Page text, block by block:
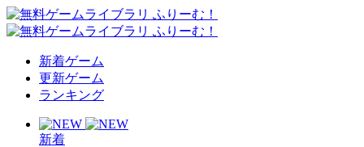
新着ゲーム
更新ゲーム
ランキング
新着